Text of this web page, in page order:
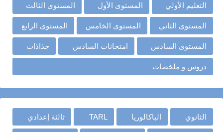
التعليم الأولي المستوى الأول المستوى الثالث
المستوى الثاني المستوى الخامس المستوى الرابع
المستوى السادس امتحانات السادس جذاذات
دروس و ملخصات
الثانوي الباكالوريا TARL ثالثة إعدادي